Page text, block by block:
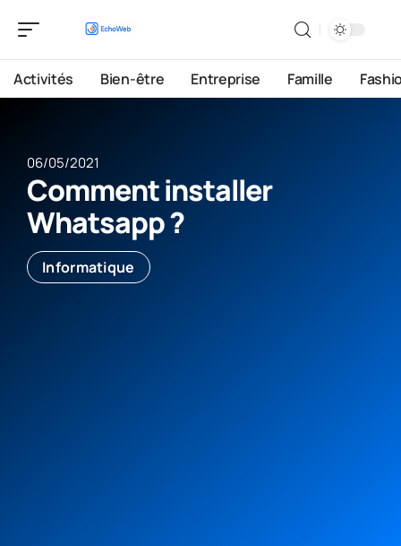
Activités Bien-être Entreprise Famille
06/05/2021
Comment installer
Whatsapp ?
Informatique